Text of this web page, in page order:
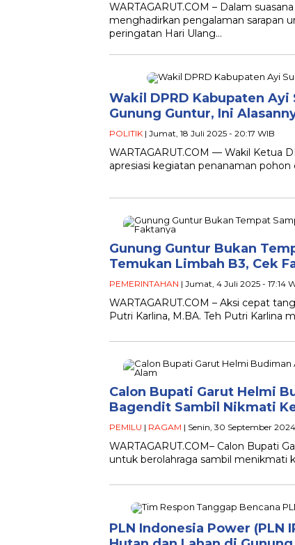
WARTAGARUT.COM – Dalam
menghadirkan pengalaman sarapan
peringatan Hari Ulang…
Wakil DPRD Kabupaten Ayi
Gunung Guntur, Ini
POLITIK | Jumat, 18 Juli 2025 - 20:17 WIB
WARTAGARUT.COM — Wakil Ketua
apresiasi kegiatan penanaman
Gunung Guntur Bukan
Temukan Limbah B3, Cek
PEMERINTAHAN | Jumat, 4 Juli 2025 - 17:14
WARTAGARUT.COM – Aksi cepat
Putri Karlina, M.BA. Teh Putri Karlina
Calon Bupati Garut Helmi
Bagendit Sambil Nikmati
PEMILU | RAGAM | Senin, 30 September
WARTAGARUT.COM– Calon Bupati
untuk berolahraga sambil menikmati
PLN Indonesia Power (PLN